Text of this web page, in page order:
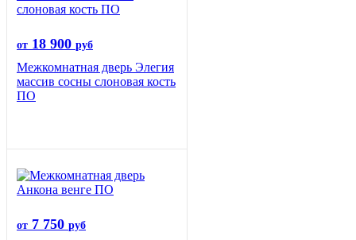
от 18 900 руб
Межкомнатная дверь Элегия
массив сосны слоновая кость
ПО
от 7 750 руб